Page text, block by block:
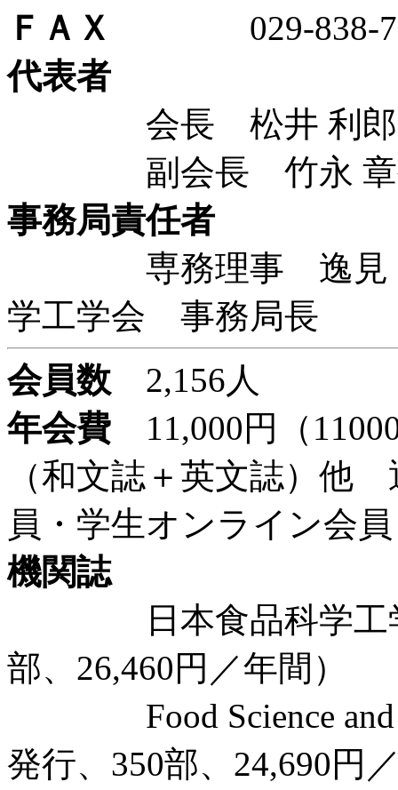
ＦＡＸ
029-838-
代表者
会長 松井 利郎
副会長 竹永 章
事務局責任者
専務理事 逸見 光
学工学会 事務局長
会員数 2,156人
年会費 11,000円（
（和文誌＋英文誌）他
員・学生オンライン会
機関誌
日本食品科学工学
部、26,460円／年間）
Food Science and
発行、350部、24,690円